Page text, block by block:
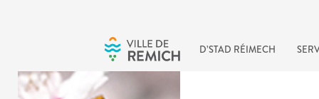
D’STAD RÉIMECH